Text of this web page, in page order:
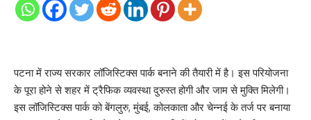
पटना में राज्य सरकार लॉजिस्टिक्स पार्क बनाने की तैयारी में है। इस परियोजना
के पूरा होने से शहर में ट्रैफिक व्यवस्था दुरुस्त होगी और जाम से मुक्ति मिलेगी।
इस लॉजिस्टिक्स पार्क को बेंगलुरु, मुंबई, कोलकाता और चेन्नई के तर्ज पर बनाया